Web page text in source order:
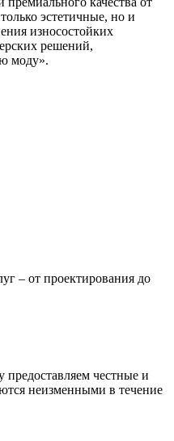
эстетичные, но и
износостойких
решений,
моду».
– от проектирования до
честные и
неизменными в течение